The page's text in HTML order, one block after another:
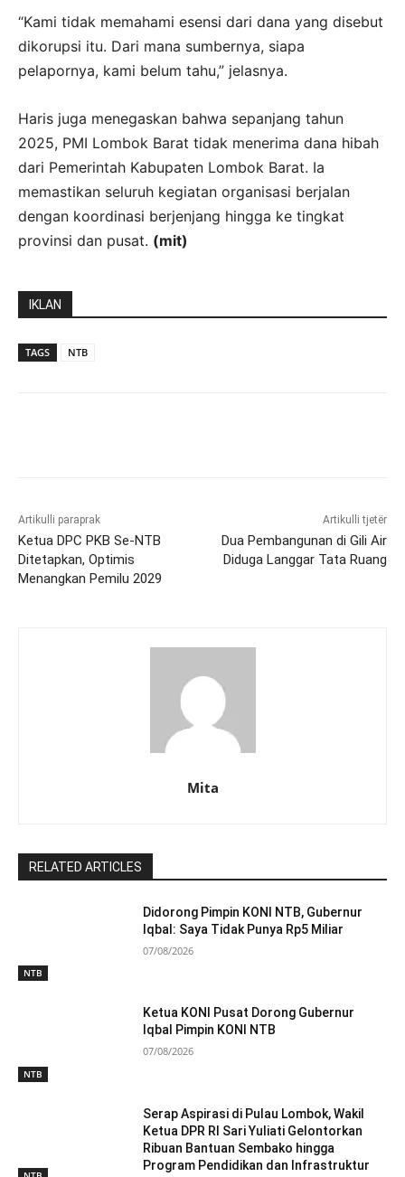
“Kami tidak memahami esensi dari dana yang disebut
dikorupsi itu. Dari mana sumbernya, siapa
pelapornya, kami belum tahu,” jelasnya.
Haris juga menegaskan bahwa sepanjang tahun
2025, PMI Lombok Barat tidak menerima dana hibah
dari Pemerintah Kabupaten Lombok Barat. Ia
memastikan seluruh kegiatan organisasi berjalan
dengan koordinasi berjenjang hingga ke tingkat
provinsi dan pusat. (mit)
IKLAN
TAGS NTB
Artikulli paraprak
Ketua DPC PKB Se-NTB
Ditetapkan, Optimis
Menangkan Pemilu 2029
Artikulli tjetër
Dua Pembangunan di Gili Air
Diduga Langgar Tata Ruang
Mita
RELATED ARTICLES
NTB
Didorong Pimpin KONI NTB, Gubernur
Iqbal: Saya Tidak Punya Rp5 Miliar
07/08/2026
NTB
Ketua KONI Pusat Dorong Gubernur
Iqbal Pimpin KONI NTB
07/08/2026
Serap Aspirasi di Pulau Lombok, Wakil
Ketua DPR RI Sari Yuliati Gelontorkan
Ribuan Bantuan Sembako hingga
Program Pendidikan dan Infrastruktur